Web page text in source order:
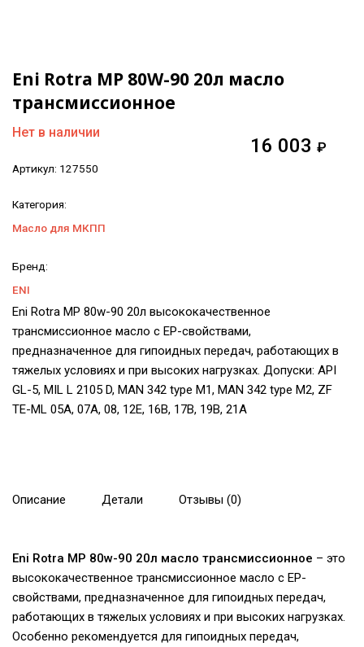
Eni Rotra MP 80W-90 20л масло
трансмиссионное
16 003 ₽
Нет в наличии
Артикул: 127550
Категория:
Масло для МКПП
Бренд:
ENI
Eni Rotra MP 80w-90 20л высококачественное
трансмиссионное масло с EP-свойствами,
предназначенное для гипоидных передач, работающих в
тяжелых условиях и при высоких нагрузках. Допуски: API
GL-5, MIL L 2105 D, MAN 342 type M1, MAN 342 type M2, ZF
TE-ML 05A, 07A, 08, 12E, 16B, 17B, 19B, 21A
Описание Детали Отзывы (0)
Eni Rotra MP 80w-90 20л масло трансмиссионное – это
высококачественное трансмиссионное масло с EP-
свойствами, предназначенное для гипоидных передач,
работающих в тяжелых условиях и при высоких нагрузках.
Особенно рекомендуется для гипоидных передач,